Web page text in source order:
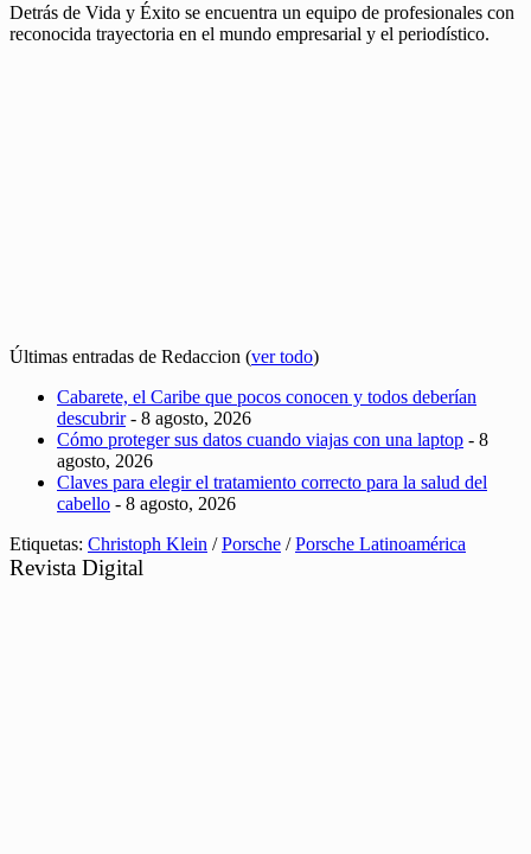
Detrás de Vida y Éxito se encuentra un equipo de profesionales con
reconocida trayectoria en el mundo empresarial y el periodístico.
Últimas entradas de Redaccion (ver todo)
Cabarete, el Caribe que pocos conocen y todos deberían
descubrir- 8 agosto, 2026
Cómo proteger sus datos cuando viajas con una laptop - 8
agosto, 2026
Claves para elegir el tratamiento correcto para la salud del
cabello - 8 agosto, 2026
Etiquetas: Christoph Klein /Porsche /Porsche Latinoamérica
Revista Digital